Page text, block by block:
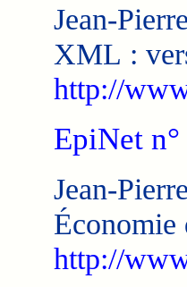
Jean-
XML :
http://
EpiNet n°
Jean-
Économie
http://